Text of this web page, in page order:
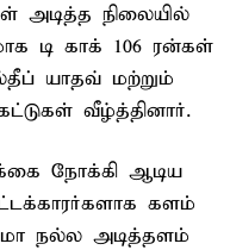
அடித்த நிலையில்
டி காக் 106 ரன்கள்
யாதவ் மற்றும்
வீழ்த்தினார்.
நோக்கி ஆடிய
களம்
நல்ல அடித்தளம்